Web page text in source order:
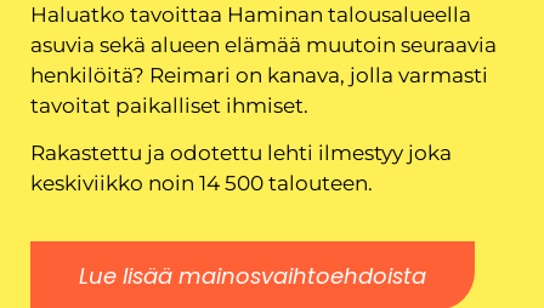
Haluatko tavoittaa Haminan talousalueella
asuvia sekä alueen elämää muutoin seuraavia
henkilöitä? Reimari on kanava, jolla varmasti
tavoitat paikalliset ihmiset.
Rakastettu ja odotettu lehti ilmestyy joka
keskiviikko noin 14 500 talouteen.
Lue lisää mainosvaihtoehdoista